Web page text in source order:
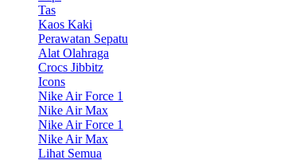
Tas
Kaos Kaki
Perawatan Sepatu
Alat Olahraga
Crocs Jibbitz
Icons
Nike Air Force 1
Nike Air Max
Nike Air Force 1
Nike Air Max
Lihat Semua